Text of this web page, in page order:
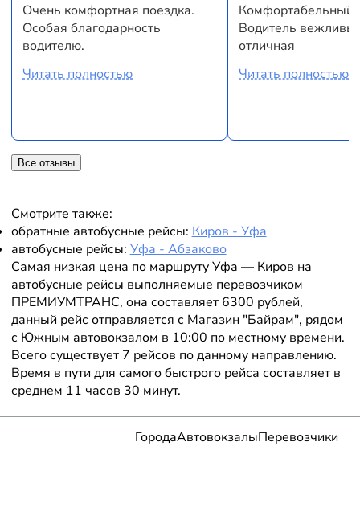
Очень комфортная поездка.
Особая благодарность
водителю.
Читать полностью
Комфортабельный
Водитель
отличная
Читать полностью
Все отзывы
Смотрите также:
обратные автобусные рейсы: Киров - Уфа
автобусные рейсы: Уфа - Абзаково
Самая низкая цена по маршруту Уфа — Киров на
автобусные рейсы выполняемые перевозчиком
ПРЕМИУМТРАНС, она составляет 6300 рублей,
данный рейс отправляется с Магазин "Байрам", рядом
с Южным автовокзалом в 10:00 по местному времени.
Всего существует 7 рейсов по данному направлению.
Время в пути для самого быстрого рейса составляет в
среднем 11 часов 30 минут.
ГородаАвтовокзалыПеревозчики